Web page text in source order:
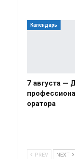
Календарь
7 августа —
оратора
PREV NEXT